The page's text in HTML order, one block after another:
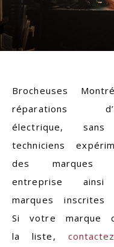
Brocheuses
réparations
électrique,
techniciens
des marques
entreprise
marques inscrites
Si votre marque
la liste,